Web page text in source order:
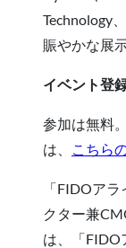
Technology
賑やかな展
イベント登
参加は無料
は、
こちら
「FIDOア
クター兼
は、「FIDO